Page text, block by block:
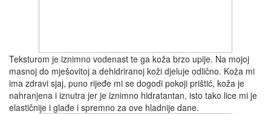
Teksturom je iznimno vodenast te ga koža brzo upije. Na mojoj
masnoj do mješovitoj a dehidriranoj koži djeluje odlično. Koža mi
ima zdravi sjaj, puno rijeđe mi se dogodi pokoji prištić, koža je
nahranjena i iznutra jer je iznimno hidratantan, isto tako lice mi je
elastičnije i glađe i spremno za ove hladnije dane.